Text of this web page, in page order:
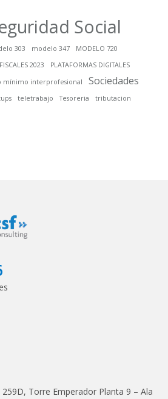
Social
303 modelo 347
MODELO 720
2023
PLATAFORMAS DIGITALES
mínimo interprofesional Sociedades
teletrabajo Tesoreria
tributacion
Torre Emperador Planta 9 – Ala